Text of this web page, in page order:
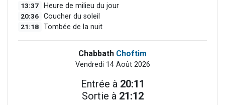
13:37 Heure de milieu du jour
20:36 Coucher du soleil
21:18 Tombée de la nuit
Chabbath Choftim
Vendredi 14 Août 2026
Entrée à 20:11
Sortie à 21:12